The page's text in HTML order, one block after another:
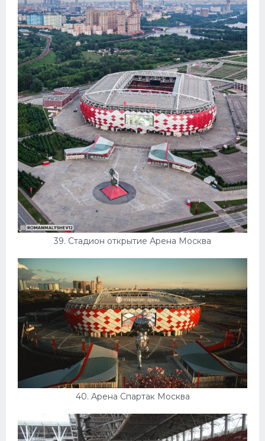
39. Стадион открытие Арена Москва
40. Арена Спартак Москва